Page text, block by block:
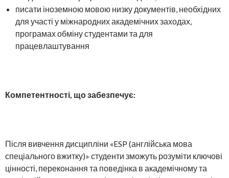
писати іноземною мовою низку документів, необхідних
для участі у міжнародних академічних заходах,
програмах обміну студентами та для
працевлаштування
Компетентності, що забезпечує:
Після вивчення дисципліни «ESP (англійська мова
спеціального вжитку)» студенти зможуть розуміти ключові
цінності, переконання та поведінка в академічному та